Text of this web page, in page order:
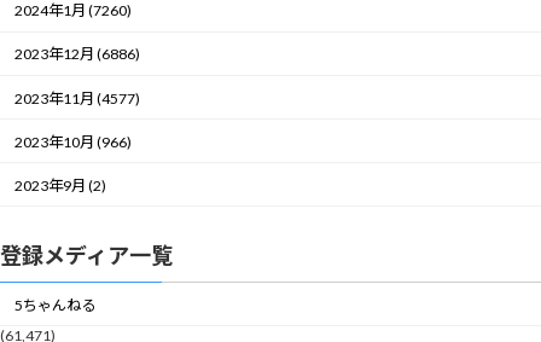
2024年1月 (7260)
2023年12月 (6886)
2023年11月 (4577)
2023年10月 (966)
2023年9月 (2)
登録メディア一覧
5ちゃんねる
(61,471)